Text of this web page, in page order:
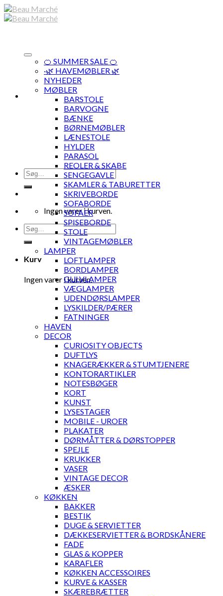
Skip
to
Søg
efter:
Ingen varer i kurven.
Søg
efter:
Kurv
Ingen varer i kurven.
🍊 SUMMER SALE 🍊
·🌿 HAVEMØBLER 🌿
NYHEDER
MØBLER
BARSTOLE
BARVOGNE
BÆNKE
BØRNEMØBLER
LÆNESTOLE
HYLDER
PARASOL
REOLER & SKABE
SENGEGAVLE
SKAMLER & TABURETTER
SKRIVEBORDE
SOFABORDE
SOFAER
SPISEBORDE
STOLE
VINTAGEMØBLER
LAMPER
LOFTLAMPER
BORDLAMPER
GULVLAMPER
VÆGLAMPER
UDENDØRSLAMPER
LYSKILDER/PÆRER
FATNINGER
HAVEN
DECOR
CURIOSITY OBJECTS
DUFTLYS
KNAGERÆKKER & STUMTJENERE
KONTORARTIKLER
NOTESBØGER
KORT
KUNST
LYSESTAGER
MOBILE - UROER
PLAKATER
DØRMÅTTER & DØRSTOPPER
SPEJLE
KRUKKER
VASER
VINTAGE DECOR
ÆSKER
KØKKEN
BAKKER
BESTIK
DUGE & SERVIETTER
DÆKKESERVIETTER & BORDSKÅNERE
FADE
GLAS & KOPPER
KARAFLER
KØKKEN ACCESSOIRES
KURVE & KASSER
SKÆREBRÆTTER